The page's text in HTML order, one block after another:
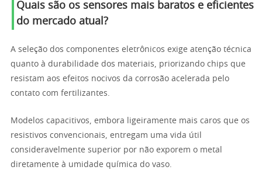
Quais são os sensores mais baratos e eficientes
do mercado atual?
A seleção dos componentes eletrônicos exige atenção técnica
quanto à durabilidade dos materiais, priorizando chips que
resistam aos efeitos nocivos da corrosão acelerada pelo
contato com fertilizantes.
Modelos capacitivos, embora ligeiramente mais caros que os
resistivos convencionais, entregam uma vida útil
consideravelmente superior por não exporem o metal
diretamente à umidade química do vaso.